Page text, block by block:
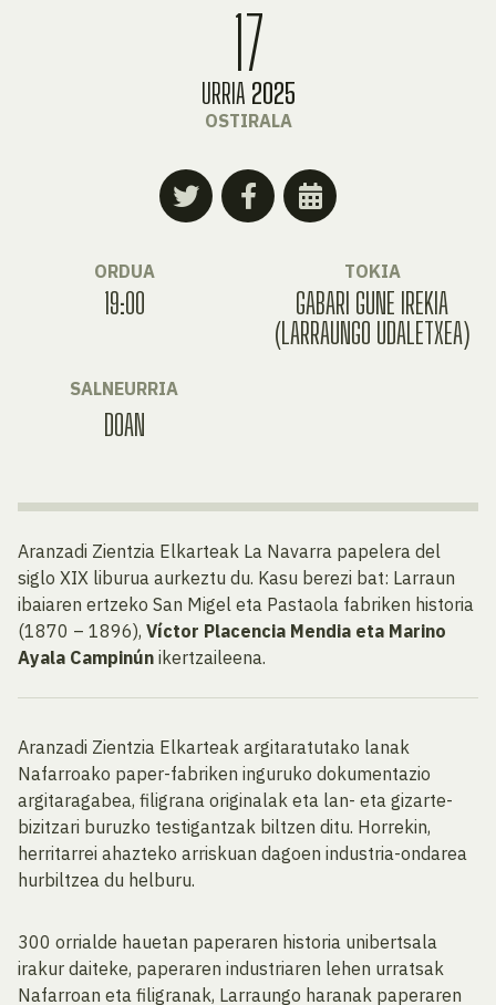
17
URRIA 2025
OSTIRALA
ORDUA
19:00
TOKIA
GABARI GUNE IREKIA
(LARRAUNGO UDALETXEA)
SALNEURRIA
DOAN
Aranzadi Zientzia Elkarteak La Navarra papelera del
siglo XIX liburua aurkeztu du. Kasu berezi bat: Larraun
ibaiaren ertzeko San Migel eta Pastaola fabriken historia
(1870 – 1896), Víctor Placencia Mendia eta Marino
Ayala Campinún ikertzaileena.
Aranzadi Zientzia Elkarteak argitaratutako lanak
Nafarroako paper-fabriken inguruko dokumentazio
argitaragabea, filigrana originalak eta lan- eta gizarte-
bizitzari buruzko testigantzak biltzen ditu. Horrekin,
herritarrei ahazteko arriskuan dagoen industria-ondarea
hurbiltzea du helburu.
300 orrialde hauetan paperaren historia unibertsala
irakur daiteke, paperaren industriaren lehen urratsak
Nafarroan eta filigranak, Larraungo haranak paperaren